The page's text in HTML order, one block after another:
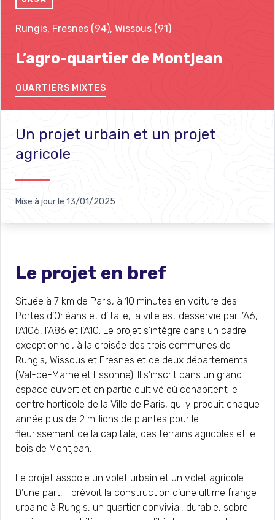
Rungis, Fresnes (94), Wissous (91)
L’agro-quartier de Montjean
QUARTIERS MIXTES
Un projet urbain et un projet
agricole
Mise à jour le 13/01/2025
Le projet en bref
Située à 7 km de Paris, à 10 minutes en voiture des
Portes d’Orléans et d’Italie, la ville est desservie par l’A6,
l’A106, l’A86 et l’A10. Le projet s’intègre dans un cadre
exceptionnel, à la croisée des trois communes de
Rungis, Wissous et Fresnes et de deux départements
(Val-de-Marne et Essonne). Il s’inscrit dans un grand
espace ouvert et en partie cultivé où cohabitent le
centre horticole de la Ville de Paris, qui y produit chaque
année plus de 2 millions de plantes pour le
fleurissement de la capitale, des terrains agricoles et le
bois de Montjean.
Le projet associe un volet urbain et un volet agricole.
D’une part, il prévoit la construction d’une ultime frange
urbaine à Rungis, un quartier convivial, durable, sobre